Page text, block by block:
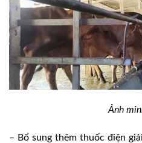
Ảnh
– Bổ sung thêm thuốc điện